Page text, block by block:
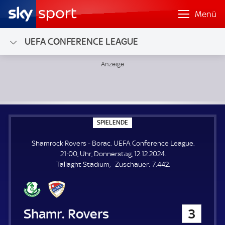
Menü
UEFA CONFERENCE LEAGUE
SPIELENDE
P
E
E
N
Shamrock Rovers - Borac. UEFA Conference League.
21:00, Uhr, Donnerstag, 12.12.2024.
Tallaght Stadium
Zuschauer: Z
7.442.
Shamrock Rovers 3